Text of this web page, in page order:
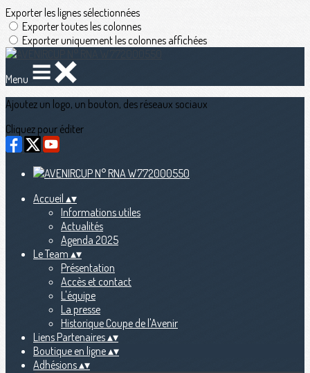
Exporter les lignes sélectionnées
Exporter toutes les colonnes
Exporter uniquement les colonnes affichées
Menu
Ajoutez un logo, un bouton, des réseaux sociaux
Cliquez pour éditer
Accueil ▴▾
Informations utiles
Actualités
Agenda 2025
Le Team ▴▾
Présentation
Accès et contact
L'équipe
La presse
Historique Coupe de l'Avenir
Liens Partenaires▴▾
Boutique en ligne▴▾
Adhésions▴▾